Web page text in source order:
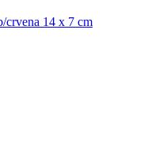
crvena 14 x 7 cm